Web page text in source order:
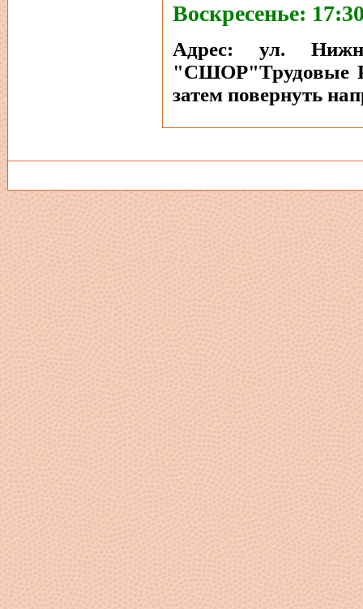
Воскресенье:
Адрес: ул.
"СШОР"Трудовые
затем повернуть